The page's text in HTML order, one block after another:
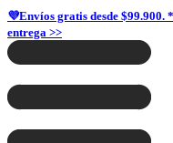
💜Envíos gratis desde $99.900.
entrega >>